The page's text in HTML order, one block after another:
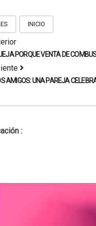
INICIO
PORQUE VENTA DE
AMIGOS: UNA PAREJA
: